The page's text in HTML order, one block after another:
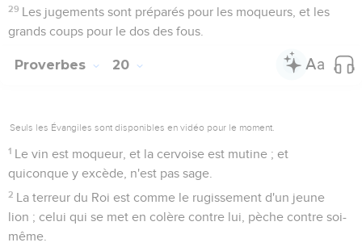
29 Les jugements sont préparés pour les moqueurs, et les
grands coups pour le dos des fous.
Proverbes 20
Seuls les Évangiles sont disponibles en vidéo pour le moment.
1 Le vin est moqueur, et la cervoise est mutine ; et
quiconque y excède, n'est pas sage.
2 La terreur du Roi est comme le rugissement d'un jeune
lion ; celui qui se met en colère contre lui, pèche contre soi-
même.